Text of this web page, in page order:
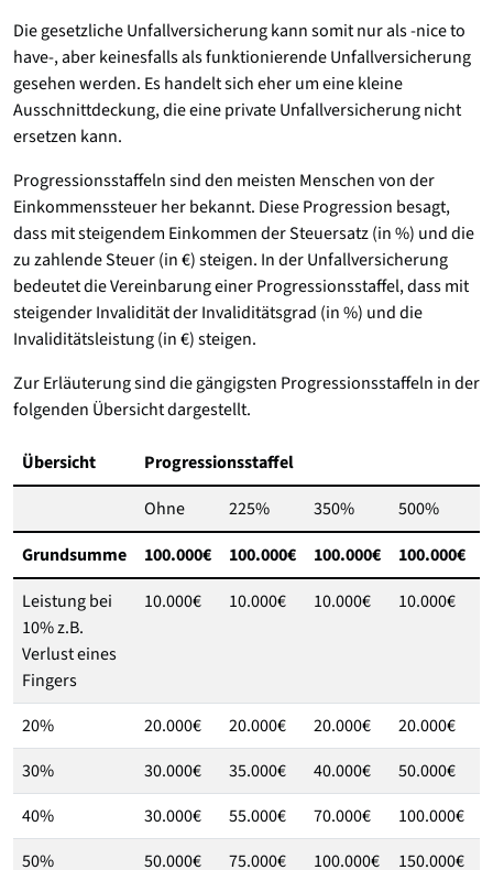
Die gesetzliche Unfallversicherung kann somit nur als -nice to
have-, aber keinesfalls als funktionierende Unfallversicherung
gesehen werden. Es handelt sich eher um eine kleine
Ausschnittdeckung, die eine private Unfallversicherung nicht
ersetzen kann.
Progressionsstaffeln sind den meisten Menschen von der
Einkommenssteuer her bekannt. Diese Progression besagt,
dass mit steigendem Einkommen der Steuersatz (in %) und die
zu zahlende Steuer (in €) steigen. In der Unfallversicherung
bedeutet die Vereinbarung einer Progressionsstaffel, dass mit
steigender Invalidität der Invaliditätsgrad (in %) und die
Invaliditätsleistung (in €) steigen.
Zur Erläuterung sind die gängigsten Progressionsstaffeln in der
folgenden Übersicht dargestellt.
Übersicht
Progressionsstaffel
Ohne
225% 350% 500%
Grundsumme
100.000€ 100.000€ 100.000€ 100.000€
Leistung bei
10% z.B.
Verlust eines
Fingers
10.000€ 10.000€ 10.000€ 10.000€
20% 20.000€ 20.000€ 20.000€ 20.000€
30%
30.000€ 35.000€ 40.000€ 50.000€
40%
30.000€ 55.000€ 70.000€ 100.000€
50%
50.000€ 75.000€ 100.000€ 150.000€